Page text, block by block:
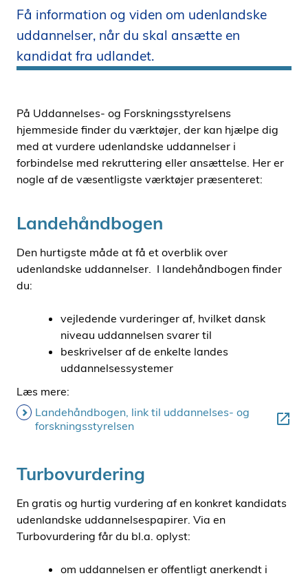
i
d
n
Få information og viden om udenlandske
uddannelser, når du skal ansætte en
kandidat fra udlandet.
På Uddannelses- og Forskningsstyrelsens
hjemmeside finder du værktøjer, der kan hjælpe dig
med at vurdere udenlandske uddannelser i
forbindelse med rekruttering eller ansættelse. Her er
nogle af de væsentligste værktøjer præsenteret:
Landehåndbogen
Den hurtigste måde at få et overblik over
udenlandske uddannelser. I landehåndbogen finder
du:
vejledende vurderinger af, hvilket dansk
niveau uddannelsen svarer til
beskrivelser af de enkelte landes
uddannelsessystemer
Læs mere:
Landehåndbogen, link til uddannelses- og
forskningsstyrelsen
Turbovurdering
En gratis og hurtig vurdering af en konkret kandidats
udenlandske uddannelsespapirer. Via en
Turbovurdering får du bl.a. oplyst:
om uddannelsen er offentligt anerkendt i